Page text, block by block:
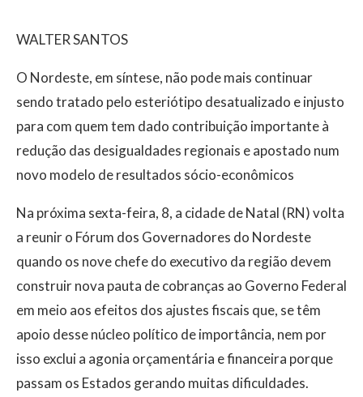
WALTER SANTOS
O Nordeste, em síntese, não pode mais continuar
sendo tratado pelo esteriótipo desatualizado e injusto
para com quem tem dado contribuição importante à
redução das desigualdades regionais e apostado num
novo modelo de resultados sócio-econômicos
Na próxima sexta-feira, 8, a cidade de Natal (RN) volta
a reunir o Fórum dos Governadores do Nordeste
quando os nove chefe do executivo da região devem
construir nova pauta de cobranças ao Governo Federal
em meio aos efeitos dos ajustes fiscais que, se têm
apoio desse núcleo político de importância, nem por
isso exclui a agonia orçamentária e financeira porque
passam os Estados gerando muitas dificuldades.